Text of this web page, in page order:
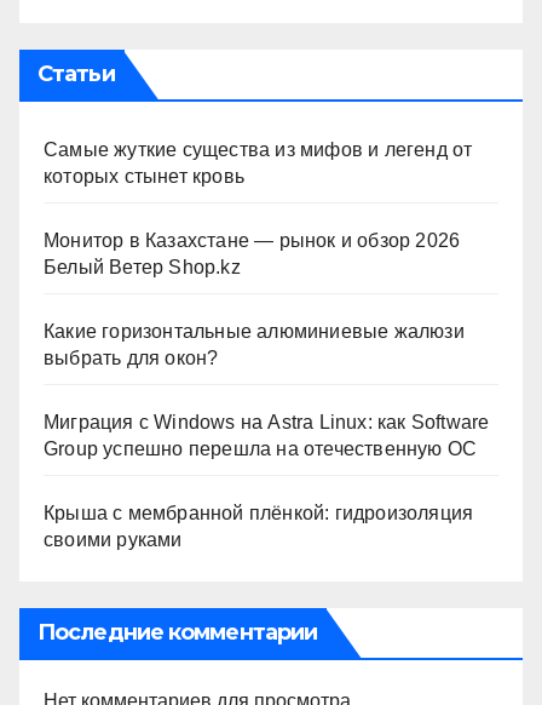
Статьи
Самые жуткие существа из мифов и легенд от
которых стынет кровь
Монитор в Казахстане — рынок и обзор 2026
Белый Ветер Shop.kz
Какие горизонтальные алюминиевые жалюзи
выбрать для окон?
Миграция с Windows на Astra Linux: как Software
Group успешно перешла на отечественную ОС
Крыша с мембранной плёнкой: гидроизоляция
своими руками
Последние комментарии
Нет комментариев для просмотра.